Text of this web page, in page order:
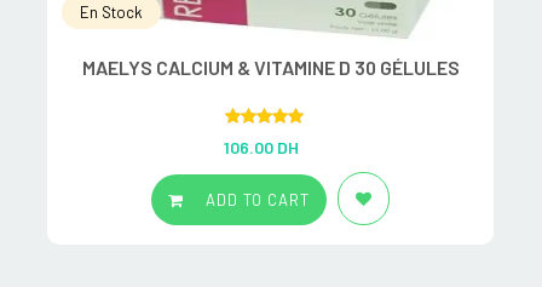
En Stock
MAELYS CALCIUM & VITAMINE D 30 GÉLULES
out of 5
106.00 DH
ADD TO CART